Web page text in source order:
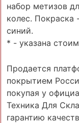
набор метизов
колес. Покраска
синий.
* - указана
Продается
покрытием
покупая у
Техника Для
гарантию